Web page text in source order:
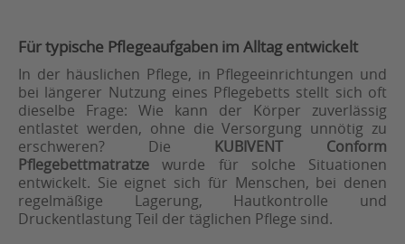
Für typische Pflegeaufgaben im Alltag entwickelt
In der häuslichen Pflege, in Pflegeeinrichtungen und
bei längerer Nutzung eines Pflegebetts stellt sich oft
dieselbe Frage: Wie kann der Körper zuverlässig
entlastet werden, ohne die Versorgung unnötig zu
erschweren? Die KUBIVENT Conform
Pflegebettmatratze wurde für solche Situationen
entwickelt. Sie eignet sich für Menschen, bei denen
regelmäßige Lagerung, Hautkontrolle und
Druckentlastung Teil der täglichen Pflege sind.